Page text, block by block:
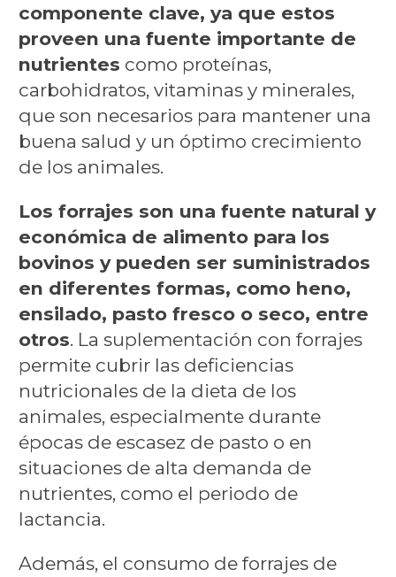
componente clave, ya que estos
proveen una fuente importante de
nutrientes como proteínas,
carbohidratos, vitaminas y minerales,
que son necesarios para mantener una
buena salud y un óptimo crecimiento
de los animales.
Los forrajes son una fuente natural y
económica de alimento para los
bovinos y pueden ser suministrados
en diferentes formas, como heno,
ensilado, pasto fresco o seco, entre
otros. La suplementación con forrajes
permite cubrir las deficiencias
nutricionales de la dieta de los
animales, especialmente durante
épocas de escasez de pasto o en
situaciones de alta demanda de
nutrientes, como el periodo de
lactancia.
Además, el consumo de forrajes de